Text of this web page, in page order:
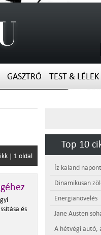
GASZTRÓ TEST & LÉLEK
| 1 oldal
és
Top 10
Íz kaland
Dinamikusan
Energianövelés
Jane Austen
A hétvégi autó,